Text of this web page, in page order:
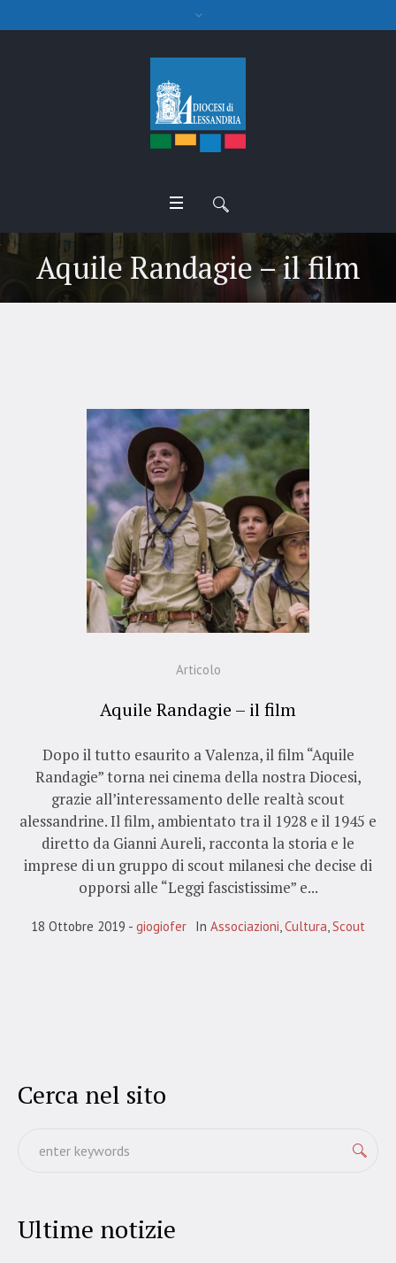
Aquile Randagie – il film
Articolo
Aquile Randagie – il film
Dopo il tutto esaurito a Valenza, il film “Aquile
Randagie” torna nei cinema della nostra Diocesi,
grazie all’interessamento delle realtà scout
alessandrine. Il film, ambientato tra il 1928 e il 1945 e
diretto da Gianni Aureli, racconta la storia e le
imprese di un gruppo di scout milanesi che decise di
opporsi alle “Leggi fascistissime” e...
18 Ottobre 2019 giogiofer In Associazioni Cultura Scout
Cerca nel sito
Ultime notizie